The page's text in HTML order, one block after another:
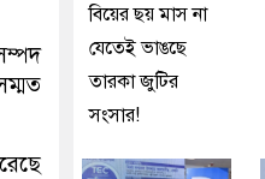
বিয়ের ছয় মাস না
যেতেই ভাঙছে
তারকা জুটির
সংসার!